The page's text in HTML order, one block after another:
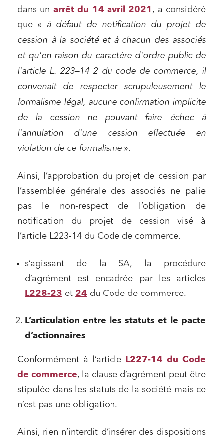
dans un arrêt du 14 avril 2021 , a considéré
que « à défaut de notification du projet de
cession à la société et à chacun des associés
et qu'en raison du caractère d'ordre public de
l'article L. 223–14 2 du code de commerce, il
convenait de respecter scrupuleusement le
formalisme légal, aucune confirmation implicite
de la cession ne pouvant faire échec à
l'annulation d'une cession effectuée en
violation de ce formalisme ».
Ainsi, l’approbation du projet de cession par
l’assemblée générale des associés ne palie
pas le non-respect de l’obligation de
notification du projet de cession visé à
l’article L223-14 du Code de commerce.
s’agissant de la SA, la procédure
d’agrément est encadrée par les articles
L228-23 et 24 du Code de commerce.
L’articulation entre les statuts et le pacte
d’actionnaires
Conformément à l’article
L227-14 du Code
de commerce, la clause d’agrément peut être
stipulée dans les statuts de la société mais ce
n’est pas une obligation.
Ainsi, rien n’interdit d’insérer des dispositions